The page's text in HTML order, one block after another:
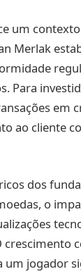
um
Merlak
Para
em
ao cliente
dos
o
um jogador